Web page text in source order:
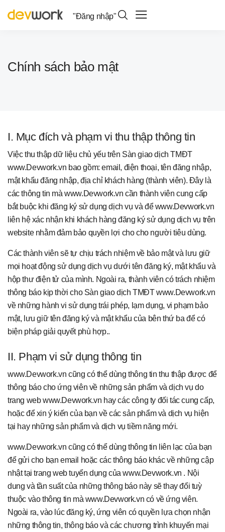
"Đăng nhập"
Chính sách bảo mật
I. Mục đích và phạm vi thu thập thông tin
Việc thu thập dữ liệu chủ yếu trên Sàn giao dịch TMĐT
www.Devwork.vn bao gồm: email, điện thoại, tên đăng nhập,
mật khẩu đăng nhập, địa chỉ khách hàng (thành viên). Đây là
các thông tin mà www.Devwork.vn cần thành viên cung cấp
bắt buộc khi đăng ký sử dụng dịch vụ và để www.Devwork.vn
liên hệ xác nhận khi khách hàng đăng ký sử dụng dịch vụ trên
website nhằm đảm bảo quyền lợi cho cho người tiêu dùng.
Các thành viên sẽ tự chịu trách nhiệm về bảo mật và lưu giữ
mọi hoạt động sử dụng dịch vụ dưới tên đăng ký, mật khẩu và
hộp thư điện tử của mình. Ngoài ra, thành viên có trách nhiệm
thông báo kịp thời cho Sàn giao dịch TMĐT www.Devwork.vn
về những hành vi sử dụng trái phép, lạm dụng, vi phạm bảo
mật, lưu giữ tên đăng ký và mật khẩu của bên thứ ba để có
biện pháp giải quyết phù hợp..
II. Phạm vi sử dụng thông tin
www.Devwork.vn cũng có thể dùng thông tin thu thập được để
thông báo cho ứng viên về những sản phẩm và dịch vụ do
trang web www.Devwork.vn hay các công ty đối tác cung cấp,
hoặc để xin ý kiến của bạn về các sản phẩm và dịch vụ hiện
tại hay những sản phẩm và dịch vụ tiềm năng mới.
www.Devwork.vn cũng có thể dùng thông tin liên lạc của bạn
để gửi cho bạn email hoặc các thông báo khác về những cập
nhật tại trang web tuyển dụng của www.Devwork.vn . Nội
dung và tần suất của những thông báo này sẽ thay đổi tuỳ
thuộc vào thông tin mà www.Devwork.vn có về ứng viên.
Ngoài ra, vào lúc đăng ký, ứng viên có quyền lựa chọn nhận
những thông tin, thông báo và các chương trình khuyến mại